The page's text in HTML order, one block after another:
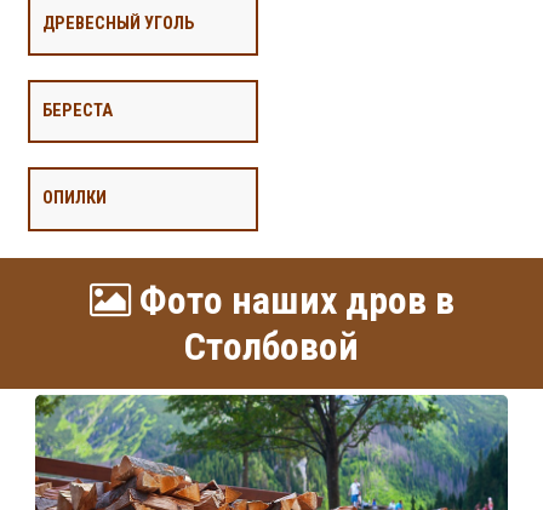
ДРЕВЕСНЫЙ УГОЛЬ
БЕРЕСТА
ОПИЛКИ
Фото наших дров в
Столбовой